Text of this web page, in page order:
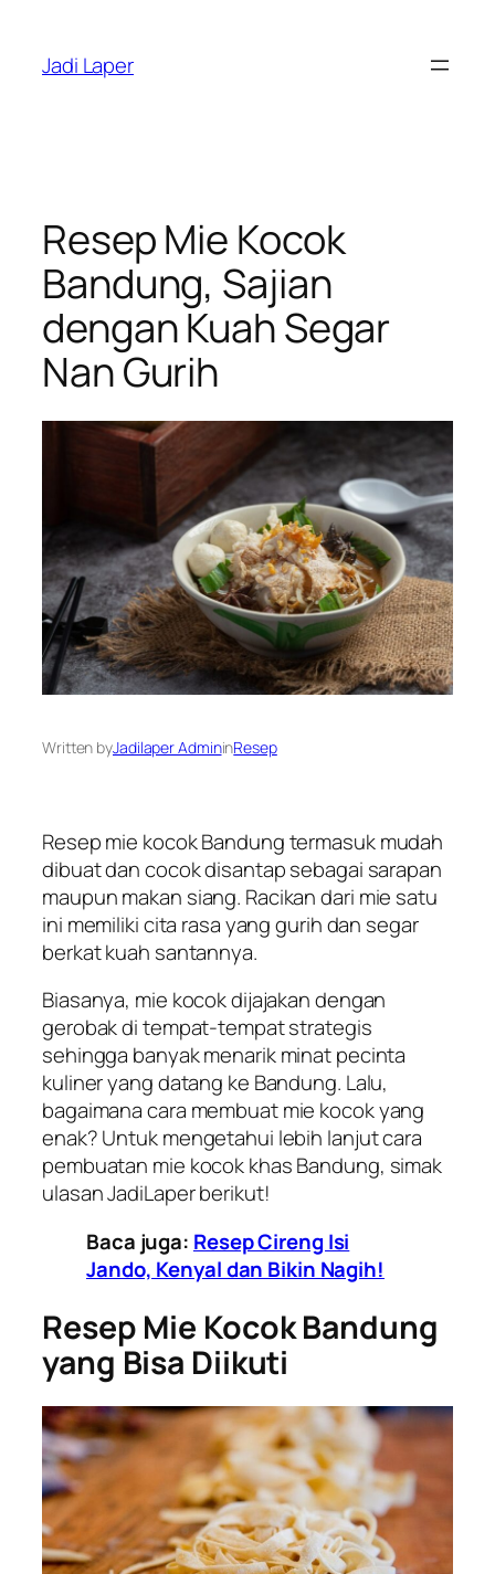
content
Jadi Laper
Resep Mie Kocok
Bandung, Sajian
dengan Kuah Segar
Nan Gurih
Written byJadilaper AdmininResep
Resep mie kocok Bandung termasuk mudah
dibuat dan cocok disantap sebagai sarapan
maupun makan siang. Racikan dari mie satu
ini memiliki cita rasa yang gurih dan segar
berkat kuah santannya.
Biasanya, mie kocok dijajakan dengan
gerobak di tempat-tempat strategis
sehingga banyak menarik minat pecinta
kuliner yang datang ke Bandung. Lalu,
bagaimana cara membuat mie kocok yang
enak? Untuk mengetahui lebih lanjut cara
pembuatan mie kocok khas Bandung, simak
ulasan JadiLaper berikut!
Baca juga: Resep Cireng Isi
Jando, Kenyal dan Bikin Nagih!
Resep Mie Kocok Bandung
yang Bisa Diikuti